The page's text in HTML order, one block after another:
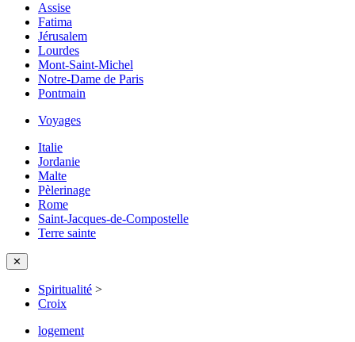
Assise
Fatima
Jérusalem
Lourdes
Mont-Saint-Michel
Notre-Dame de Paris
Pontmain
Voyages
Italie
Jordanie
Malte
Pèlerinage
Rome
Saint-Jacques-de-Compostelle
Terre sainte
✕
Spiritualité >
Croix
logement